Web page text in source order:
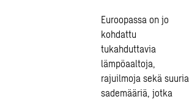
Euroopassa on jo
kohdattu
tukahduttavia
lämpöaaltoja,
rajuilmoja sekä suuria
sademääriä, jotka